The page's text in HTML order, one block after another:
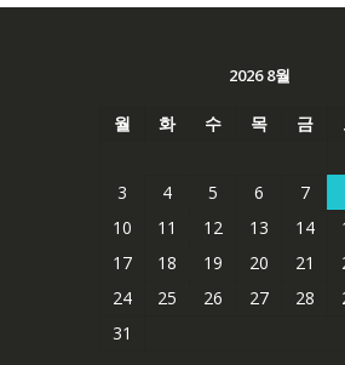
2026 8월
월 화 수 목 금
3
4 5 6 7
10
11 12 13 14
17
18 19 20 21
24
25 26 27 28
31